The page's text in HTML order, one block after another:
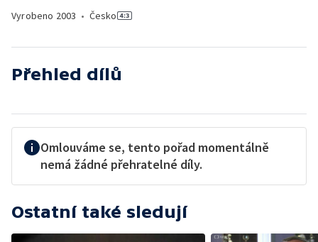
Vyrobeno 2003 • Česko
Přehled dílů
Omlouváme se, tento pořad momentálně
nemá žádné přehratelné díly.
Ostatní také sledují